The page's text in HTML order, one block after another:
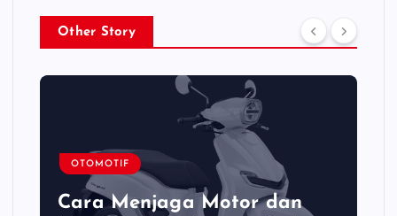
Other Story
OTOMOTIF
Cara Menjaga Motor dan